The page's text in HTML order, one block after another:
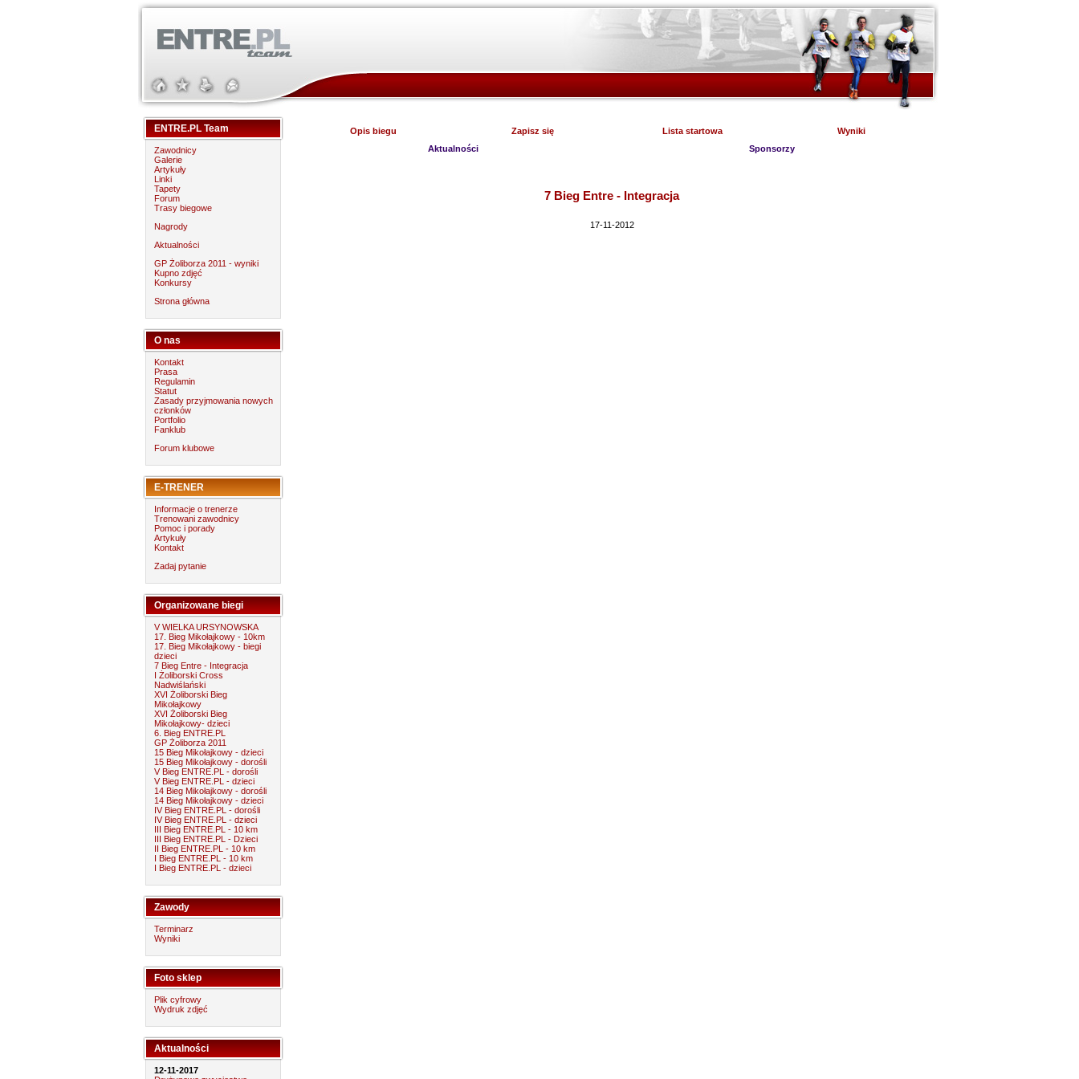
ENTRE.PL Team
Zawodnicy
Galerie
Artykuły
Linki
Tapety
Forum
Trasy biegowe
Nagrody
Aktualności
GP Żoliborza 2011 - wyniki
Kupno zdjęć
Konkursy
Strona główna
O nas
Kontakt
Prasa
Regulamin
Statut
Zasady przyjmowania nowych
członków
Portfolio
Fanklub
Forum klubowe
E-TRENER
Informacje o trenerze
Trenowani zawodnicy
Pomoc i porady
Artykuły
Kontakt
Zadaj pytanie
Organizowane biegi
V WIELKA URSYNOWSKA
17. Bieg Mikołajkowy - 10km
17. Bieg Mikołajkowy - biegi
dzieci
7 Bieg Entre - Integracja
I Żoliborski Cross
Nadwiślański
XVI Żoliborski Bieg
Mikołajkowy
XVI Żoliborski Bieg
Mikołajkowy- dzieci
6. Bieg ENTRE.PL
GP Żoliborza 2011
15 Bieg Mikołajkowy - dzieci
15 Bieg Mikołajkowy - dorośli
V Bieg ENTRE.PL - dorośli
V Bieg ENTRE.PL - dzieci
14 Bieg Mikołajkowy - dorośli
14 Bieg Mikołajkowy - dzieci
IV Bieg ENTRE.PL - dorośli
IV Bieg ENTRE.PL - dzieci
III Bieg ENTRE.PL - 10 km
III Bieg ENTRE.PL - Dzieci
II Bieg ENTRE.PL - 10 km
I Bieg ENTRE.PL - 10 km
I Bieg ENTRE.PL - dzieci
Zawody
Terminarz
Wyniki
Foto sklep
Plik cyfrowy
Wydruk zdjęć
Aktualności
12-11-2017
Opis biegu Zapisz się Lista startowa
Wyniki
Aktualności
Sponsorzy
7 Bieg Entre - Integracja
17-11-2012